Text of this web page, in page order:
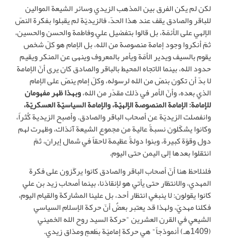
لكن لم يكن الفرق بين المذهب الزيدي وسائر الشيعة الموالين
للباقر والصادق يقف عند هذا الحدّ، فالزيديّة لم يقبلوا بفكرة النصّ
الإلهي على الأئمّة، بل قالوا بتفضيل عليّ وفاطمة والحسن والحسين،
ثمّ أنكروا وجود إمامة منصوصة من الله، بل الإمام هو كلّ شخص
يقوم بالسيف ويدير الأمّة ويأمر بالمعروف وينهى عن المنكر ويقيم
حدود الله، بينما الاتجاه المحيط بالباقر والصادق كان يرى أنّ الإمامة
لا بدّ أن تكون بنصّ من الله لرسوله، وكلّ إمام ينصّ على الإمام
الذي بعده، وأنّ الأمر في ذلك مقدّر من الله،وبهذا ظهر مفهومان
للإمامة: الإمامة المنصوصة الإلهيّة، والإمامة السياسيّة العسكريّة،
وانفصلت الزيديّة عن أصحاب الباقر والصادق. وأصبح الزيدية كُثراً،
وكانوا يشكّلون نسبةً عالية من مجموع الشيعة آنذاك، وظهرت لهم
دول وقوّة كبيرة، وبنوا دولةً عظيمة لاحقاً في شمال إيران، ثمّ
انتقلوا بعدها إلى اليمن حتى اليوم.
فلنلاحظ هنا أنّ أصحاب الباقر والصادق كانوا يركّزون على فكرة
المهدي، والانتظار حتى يأتي هو لإنقاذنا، بينما أصحاب زيد بن علي
كانوا يقولون: لا ينبغي انتظار أحد، بل علينا المشاركة والقيام اليوم،
فكلنا مهديّ، ولهذا قد يعتبر بعضٌ أنّ حركة الإسلام السياسي
الشيعي في القرن العشرين "حركة السيد روح الله الخميني
(1409هـ) أنموذجاً" هي حركة إماميّة بطَعمٍ ومذاق زيدي.